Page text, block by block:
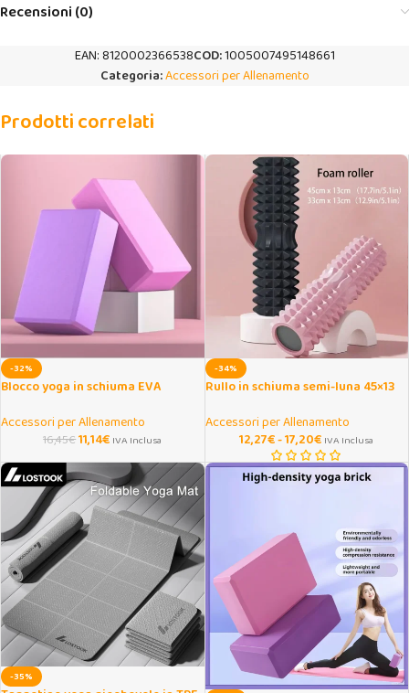
Recensioni (0)
EAN:8120002366538COD:1005007495148661
Categoria:Accessori per Allenamento
Prodotti correlati
-32%
Blocco yoga in schiuma EVA
Accessori per Allenamento
16,45€11,14€ IVA Inclusa
-34%
Rullo in schiuma semi-luna 45×13
Accessori per Allenamento
12,27€-17,20€ IVA Inclusa
-35%